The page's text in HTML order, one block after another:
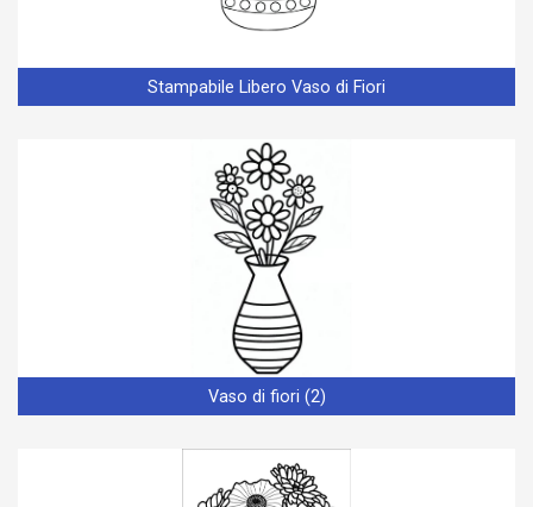
Stampabile Libero Vaso di Fiori
Vaso di fiori (2)